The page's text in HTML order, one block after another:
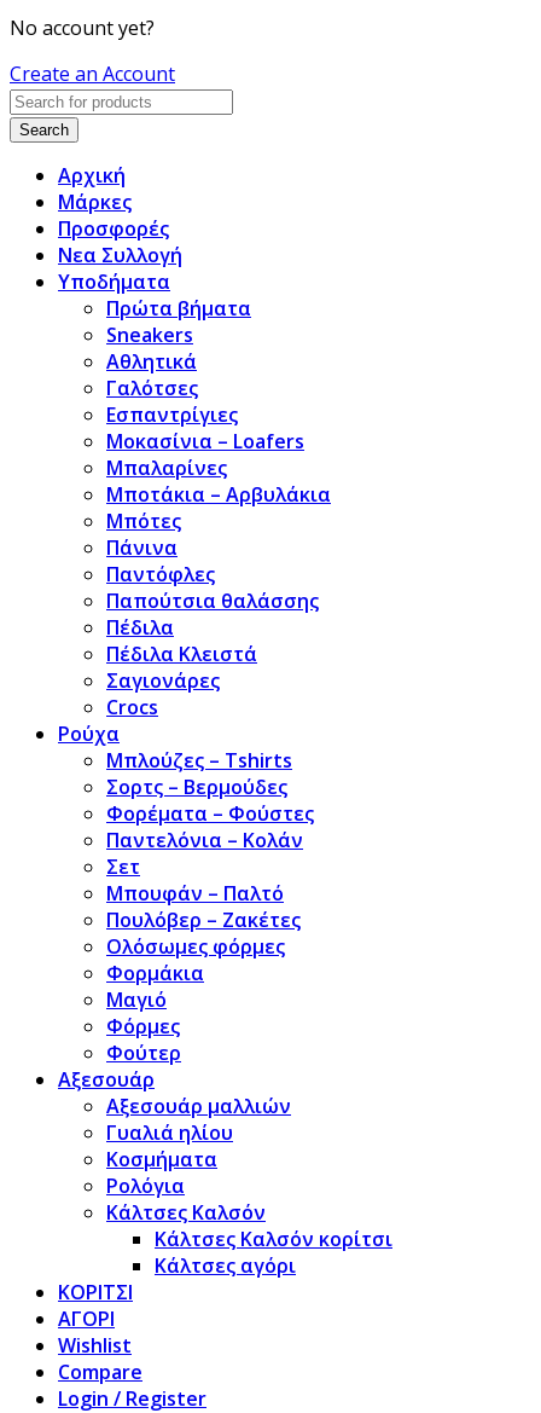
No account yet?
Create an Account
Search
Αρχική
Μάρκες
Προσφορές
Νεα Συλλογή
Υποδήματα
Πρώτα βήματα
Sneakers
Αθλητικά
Γαλότσες
Εσπαντρίγιες
Μοκασίνια – Loafers
Μπαλαρίνες
Μποτάκια – Αρβυλάκια
Μπότες
Πάνινα
Παντόφλες
Παπούτσια θαλάσσης
Πέδιλα
Πέδιλα Κλειστά
Σαγιονάρες
Crocs
Ρούχα
Μπλούζες – Tshirts
Σορτς – Βερμούδες
Φορέματα – Φούστες
Παντελόνια – Κολάν
Σετ
Μπουφάν – Παλτό
Πουλόβερ – Ζακέτες
Ολόσωμες φόρμες
Φορμάκια
Μαγιό
Φόρμες
Φούτερ
Αξεσουάρ
Αξεσουάρ μαλλιών
Γυαλιά ηλίου
Κοσμήματα
Ρολόγια
Κάλτσες Καλσόν
Κάλτσες Καλσόν κορίτσι
Κάλτσες αγόρι
ΚΟΡΙΤΣΙ
ΑΓΟΡΙ
Wishlist
Compare
Login / Register